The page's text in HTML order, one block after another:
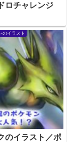
ロチャレンジ
のイラスト
のイラスト／ポ